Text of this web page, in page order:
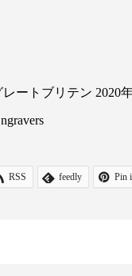
ートブリテン 2020
RSS feedly Pin